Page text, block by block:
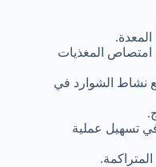
امتصاص المغذيات
نشاط الشوارد في
تسهيل عملية